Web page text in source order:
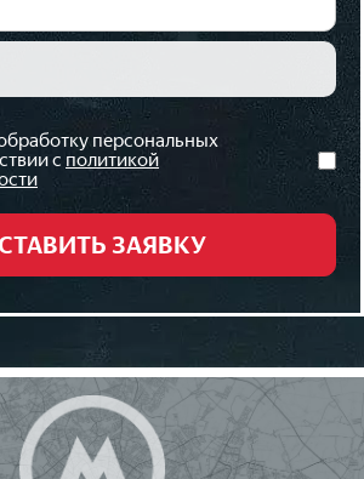
персональных
с политикой